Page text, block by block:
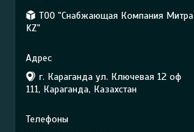
ТОО "Снабжающая Компания Митра
KZ"
г. Караганда ул. Ключевая 12 оф
111, Караганда, Казахстан